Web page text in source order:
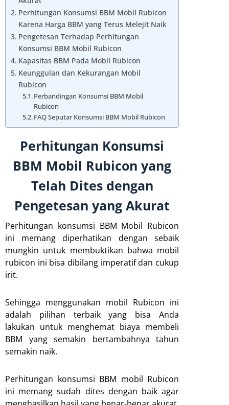
Perhitungan Konsumsi BBM Mobil Rubicon
Karena Harga BBM yang Terus Melejit Naik
Pengetesan Terhadap Perhitungan
Konsumsi BBM Mobil Rubicon
Kapasitas BBM Pada Mobil Rubicon
Keunggulan dan Kekurangan Mobil
Rubicon
Perbandingan Konsumsi BBM Mobil
Rubicon
FAQ Seputar Konsumsi BBM Mobil Rubicon
Perhitungan Konsumsi
BBM Mobil Rubicon yang
Telah Dites dengan
Pengetesan yang Akurat
Perhitungan konsumsi BBM Mobil Rubicon
ini memang diperhatikan dengan sebaik
mungkin untuk membuktikan bahwa mobil
rubicon ini bisa dibilang imperatif dan cukup
irit.
Sehingga menggunakan mobil Rubicon ini
adalah pilihan terbaik yang bisa Anda
lakukan untuk menghemat biaya membeli
BBM yang semakin bertambahnya tahun
semakin naik.
Perhitungan konsumsi BBM mobil Rubicon
ini memang sudah dites dengan baik agar